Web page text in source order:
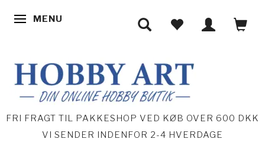
SKIFTE NAVIGATION
MENU
FRI FRAGT TIL PAKKESHOP VED KØB OVER 600 DKK
VI SENDER INDENFOR 2-4 HVERDAGE